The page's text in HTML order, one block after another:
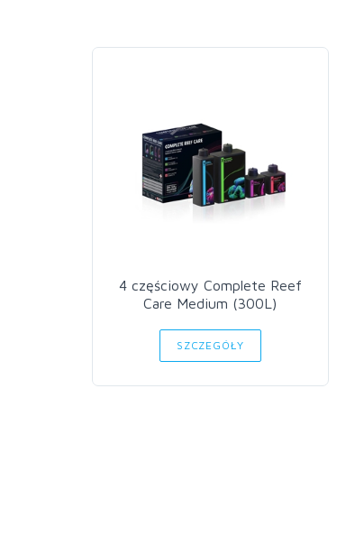
4 częściowy Complete Reef
Care Medium (300L)
SZCZEGÓŁY